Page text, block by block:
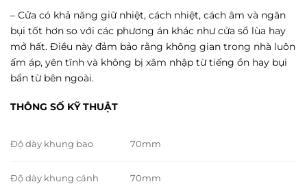
– Cửa có khả năng giữ nhiệt, cách nhiệt, cách âm và ngăn
bụi tốt hơn so với các phương án khác như cửa sổ lùa hay
mở hất. Điều này đảm bảo rằng không gian trong nhà luôn
ấm áp, yên tĩnh và không bị xâm nhập từ tiếng ồn hay bụi
bẩn từ bên ngoài.
THÔNG SỐ KỸ THUẬT
Độ dày khung bao 70mm
Độ dày khung cánh 70mm